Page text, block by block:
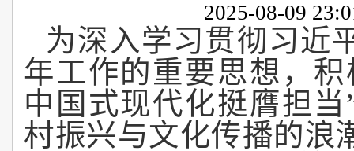
2025-08-09
为深入学习贯彻习近
年工作的重要思想，
中国式现代化挺膺担
村振兴与文化传播的浪